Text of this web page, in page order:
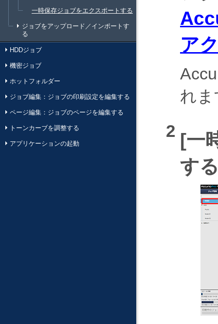
一時保存ジョブをエクスポートする
ジョブをアップロード／インポートす
る
HDDジョブ
機密ジョブ
ホットフォルダー
ジョブ編集：ジョブの印刷設定を編集する
ページ編集：ジョブのページを編集する
トーンカーブを調整する
アプリケーションの起動
ア
れ
一
す